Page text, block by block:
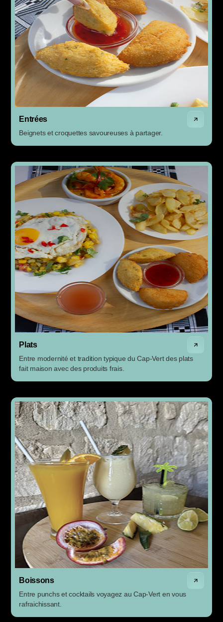
Entrées
Beignets et croquettes savoureuses à partager.
Plats
Entre modernité et tradition typique du Cap-Vert des plats
fait maison avec des produits frais.
Boissons
Entre punchs et cocktails voyagez au Cap-Vert en vous
rafraichissant.